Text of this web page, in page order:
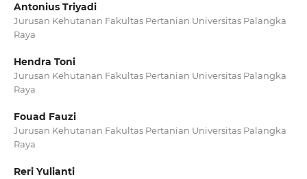
Antonius Triyadi
Jurusan Kehutanan Fakultas Pertanian Universitas Palangka
Raya
Hendra Toni
Jurusan Kehutanan Fakultas Pertanian Universitas Palangka
Raya
Fouad Fauzi
Jurusan Kehutanan Fakultas Pertanian Universitas Palangka
Raya
Reri Yulianti